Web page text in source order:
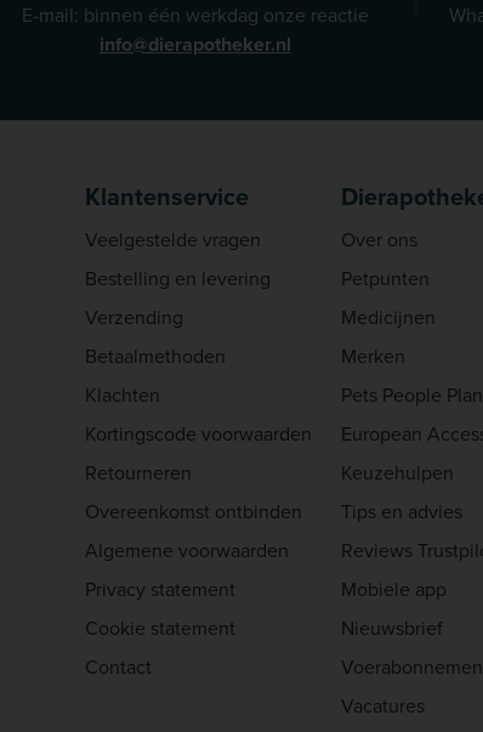
E-mail: binnen één werkdag onze reactie
info@dierapotheker.nl
Klantenservice
Veelgestelde vragen
Bestelling en levering
Verzending
Betaalmethoden
Klachten
Kortingscode voorwaarden
Retourneren
Overeenkomst ontbinden
Algemene voorwaarden
Privacy statement
Cookie statement
Contact
Over ons
Petpunten
Medicijnen
Merken
Pets People
European
Keuzehulpen
Tips en advies
Reviews
Mobiele app
Nieuwsbrief
Vacatures